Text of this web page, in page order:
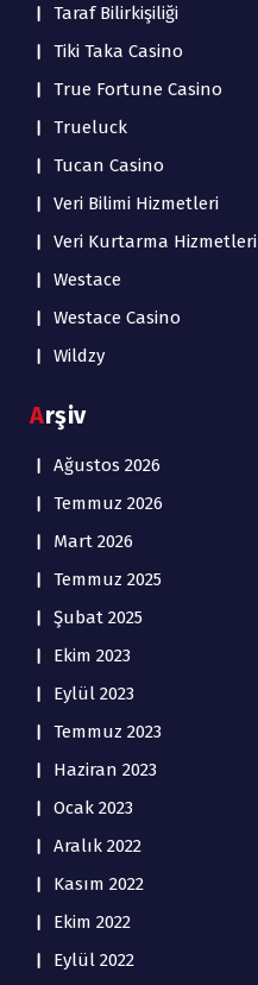
Taraf Bilirkişiliği
Tiki Taka Casino
True Fortune Casino
Trueluck
Tucan Casino
Veri Bilimi Hizmetleri
Veri Kurtarma Hizmetleri
Westace
Westace Casino
Wildzy
Arşiv
Ağustos 2026
Temmuz 2026
Mart 2026
Temmuz 2025
Şubat 2025
Ekim 2023
Eylül 2023
Temmuz 2023
Haziran 2023
Ocak 2023
Aralık 2022
Kasım 2022
Ekim 2022
Eylül 2022